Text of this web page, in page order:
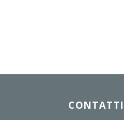
CONTATTI